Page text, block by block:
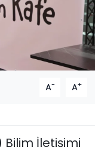
A- A+
Bilim İletişimi